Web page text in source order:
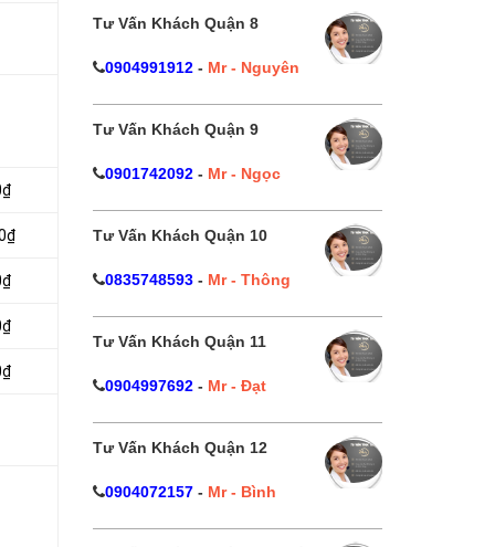
Tư Vấn Khách Quận 8
0904991912- Mr - Nguyên
Tư Vấn Khách Quận 9
0901742092- Mr - Ngọc
Tư Vấn Khách Quận 10
0835748593- Mr - Thông
Tư Vấn Khách Quận 11
0904997692- Mr - Đạt
Tư Vấn Khách Quận 12
0904072157- Mr - Bình